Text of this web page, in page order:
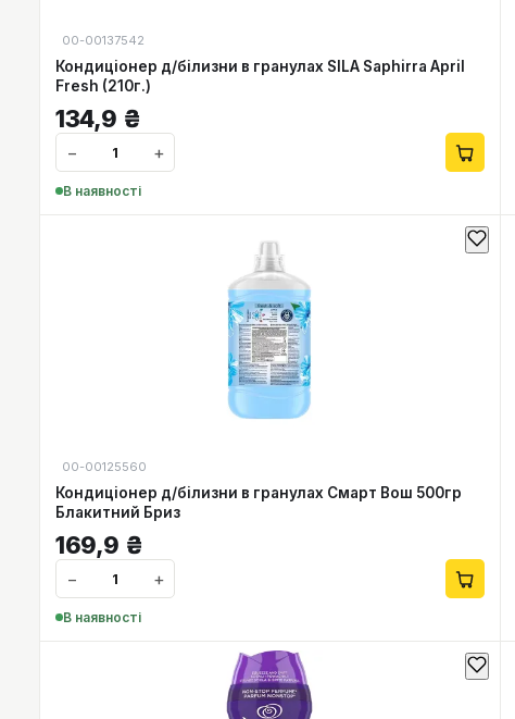
00-00137542
Кондиціонер д/білизни в гранулах SILA Saphirra April
Fresh (210г.)
134,9 ₴
− +
В наявності
00-00125560
Кондиціонер д/білизни в гранулах Смарт Вош 500гр
Блакитний Бриз
169,9 ₴
− +
В наявності